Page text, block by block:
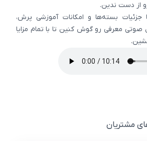
از دست ندین.
جزئیات بسته‌ها و امکانات آموزشی پرش،
صوتی معرفی رو گوش کنین تا با تمام مزایا
مشتریان